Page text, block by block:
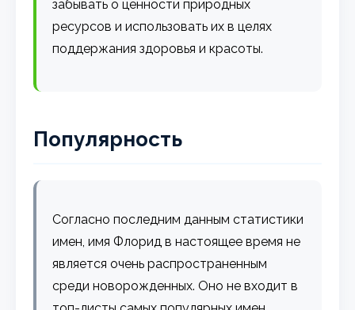
забывать о ценности природных
ресурсов и использовать их в целях
поддержания здоровья и красоты.
Популярность
Согласно последним данным статистики
имен, имя Флорид в настоящее время не
является очень распространенным
среди новорожденных. Оно не входит в